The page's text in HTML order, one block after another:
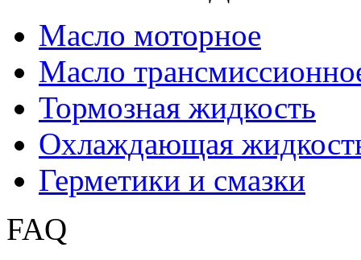
Масло моторное
Масло
Тормозная жидкость
Охлаждающая
Герметики и смазки
FAQ